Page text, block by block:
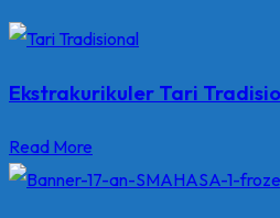
Ekstrakurikuler Tari
Read More